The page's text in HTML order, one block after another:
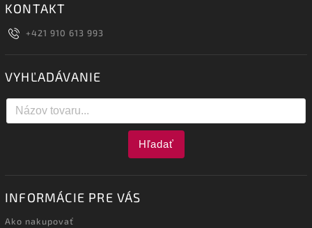
KONTAKT
+421 910 613 993
VYHĽADÁVANIE
Hľadať
INFORMÁCIE PRE VÁS
Ako nakupovať